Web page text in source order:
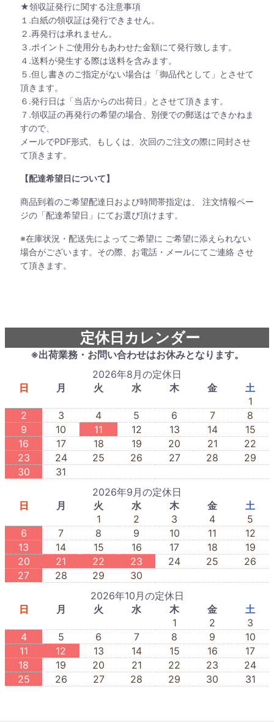
★領収証発行に関する注意事項
１.白紙の領収証は発行できません。
２.再発行は承れません。
３.ポイントご使用分もあわせた金額にて発行致します。
４.送料が発生する際は送料を含みます。
５.但し書きのご指定がない場合は「御品代として」とさせて
頂きます。
６.発行日は「当店からの出荷日」とさせて頂きます。
７.領収証の再発行の希望の場合、別便での郵送はできかねま
すので、
メールでPDF形式、もしくは、次回のご注文の際に同封させ
て頂きます。
【配達希望日について】
商品到着のご希望配達日および時間帯指定は、 注文情報ペー
ジの「配達希望日」にてお選び頂けます。
※在庫状況・配送先によってご希望に ご希望に添えられない
場合がございます。その際、お電話・メールにてご連絡 させ
て頂きます。
定休日カレンダー
※出荷業務・お問い合わせはお休みとなります。
2026年8月の定休日
日
月 火 水 木 金
土
1
2
3 4 5 6 7
8
9
10 11 12 13 14
15
16
17 18 19 20 21
22
23
24 25 26 27 28
29
30
31
2026年9月の定休日
日
月 火 水 木 金
土
1
2 3 4
5
6
7 8 9 10 11
12
13
14 15 16 17 18
19
20
21 22 23 24 25
26
27
28 29
30
2026年10月の定休日
日
月 火 水 木 金
土
1
2
3
4
5 6 7 8 9
10
11
12 13 14 15 16
17
18
19 20 21 22 23
24
25
26 27 28 29 30 31